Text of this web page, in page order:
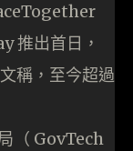
推出首日，
稱，至今超過
（ GovTech